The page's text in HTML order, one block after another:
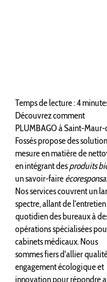
Temps de lecture : 4
Découvrez comment
PLUMBAGO à Saint-
Fossés propose des
mesure en matière de
en intégrant desproduits
un savoir-faire
Nos services couvrent un
spectre, allant de l'entretien
quotidien des bureaux à
opérations spécialisées
cabinets médicaux. Nous
sommes fiers d'allier
engagement écologique et
innovation pour répondre